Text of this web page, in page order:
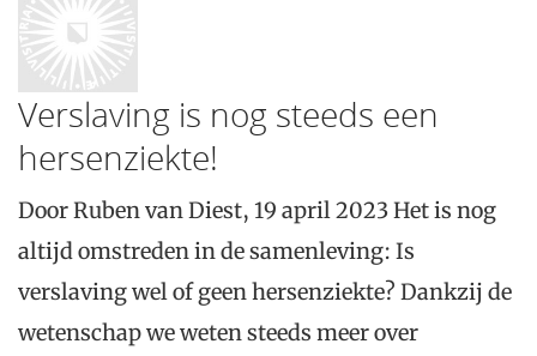
Verslaving is nog steeds een
hersenziekte!
Door Ruben van Diest, 19 april 2023 Het is nog
altijd omstreden in de samenleving: Is
verslaving wel of geen hersenziekte? Dankzij de
wetenschap we weten steeds meer over